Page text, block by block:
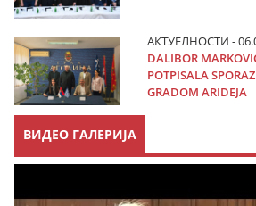
АКТУЕЛНОСТИ -
DALIBOR
POTPISALA
GRADOM ARIDEJA
ВИДЕО ГАЛЕРИЈА